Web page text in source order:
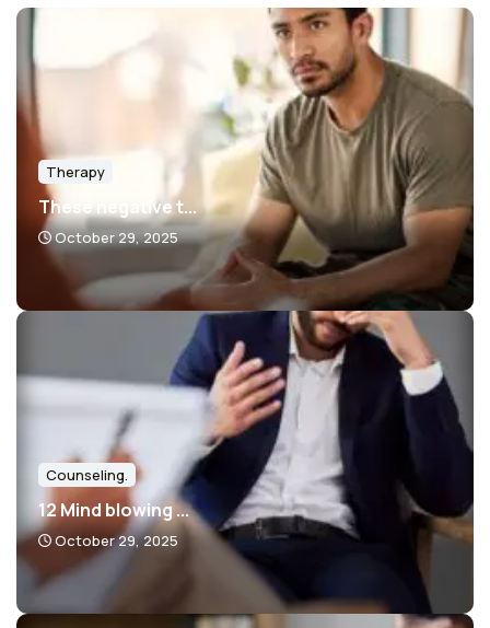
Therapy
These negative t...
October 29, 2025
Counseling.
12 Mind blowing ...
October 29, 2025